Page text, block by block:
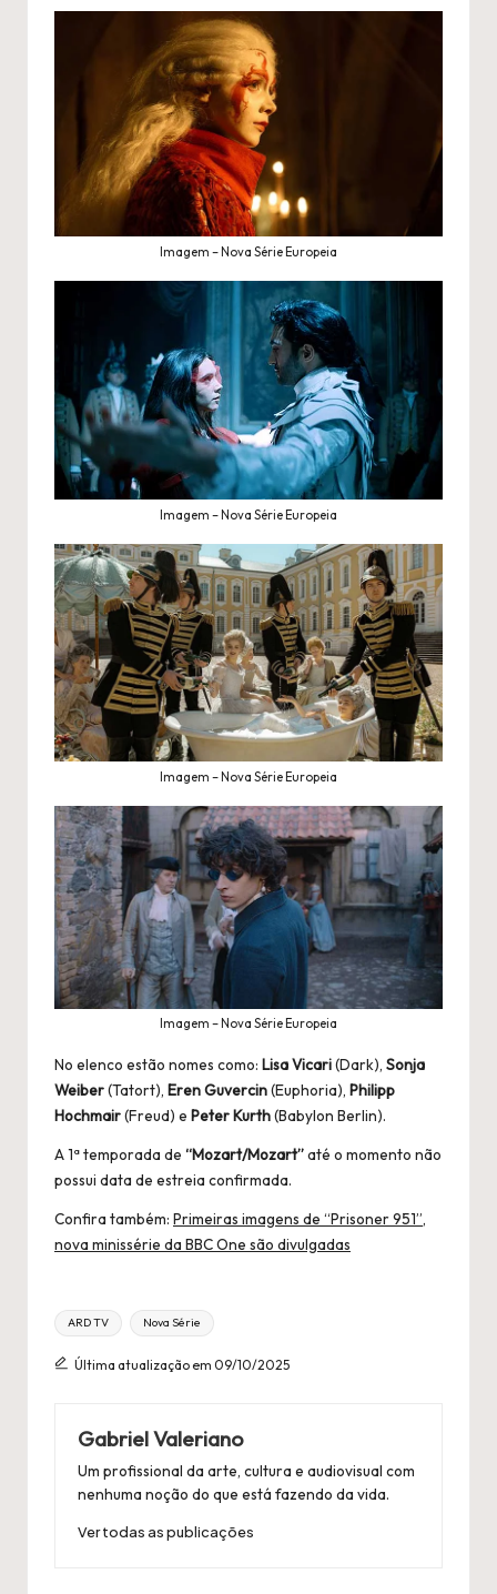
Imagem – Nova Série Europeia
Imagem – Nova Série Europeia
Imagem – Nova Série Europeia
Imagem – Nova Série Europeia
No elenco estão nomes como: Lisa Vicari(Dark), Sonja
Weiber(Tatort), Eren Guvercin(Euphoria), Philipp
Hochmair(Freud) e Peter Kurth(Babylon Berlin).
A 1ª temporada de “Mozart/Mozart”até o momento não
possui data de estreia confirmada.
Confira também: Primeiras imagens de “Prisoner 951”,
nova minissérie da BBC One são divulgadas
Título
Tags:
ARD TV Nova Série
Última atualização em 09/10/2025
Gabriel Valeriano
Um profissional da arte, cultura e audiovisual com
nenhuma noção do que está fazendo da vida.
Ver todas as publicações